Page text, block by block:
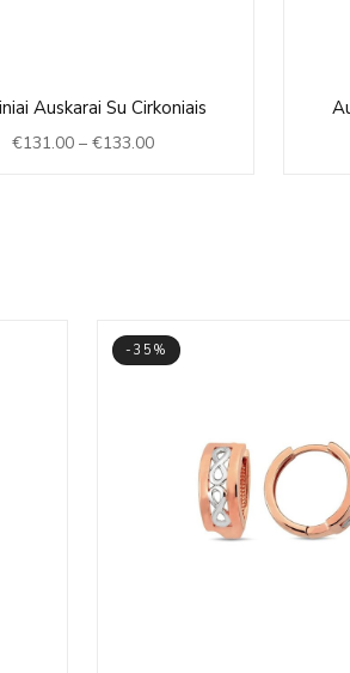
Auskarai Su Cirkoniais
€131.00 – €133.00
range:
€131.00
-35%